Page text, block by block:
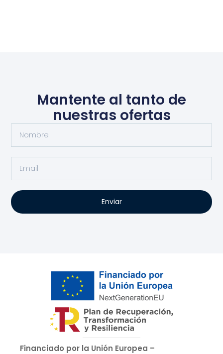
Mantente al tanto de
nuestras ofertas
Enviar
Financiado por la Unión Europea –